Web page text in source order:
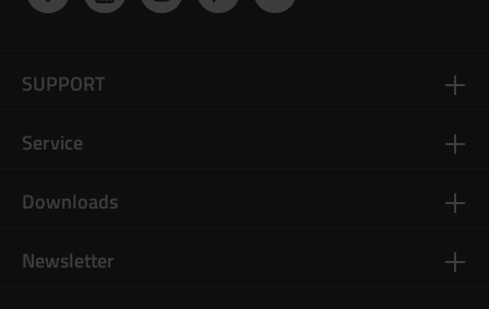
Newsletter
SUPPORT
Service
Downloads